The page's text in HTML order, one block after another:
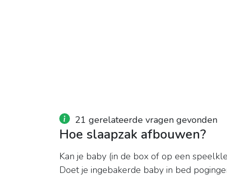
21 gerelateerde vragen gevonden
Hoe slaapzak afbouwen?
Kan je baby (in de box of op een
Doet je ingebakerde baby in bed